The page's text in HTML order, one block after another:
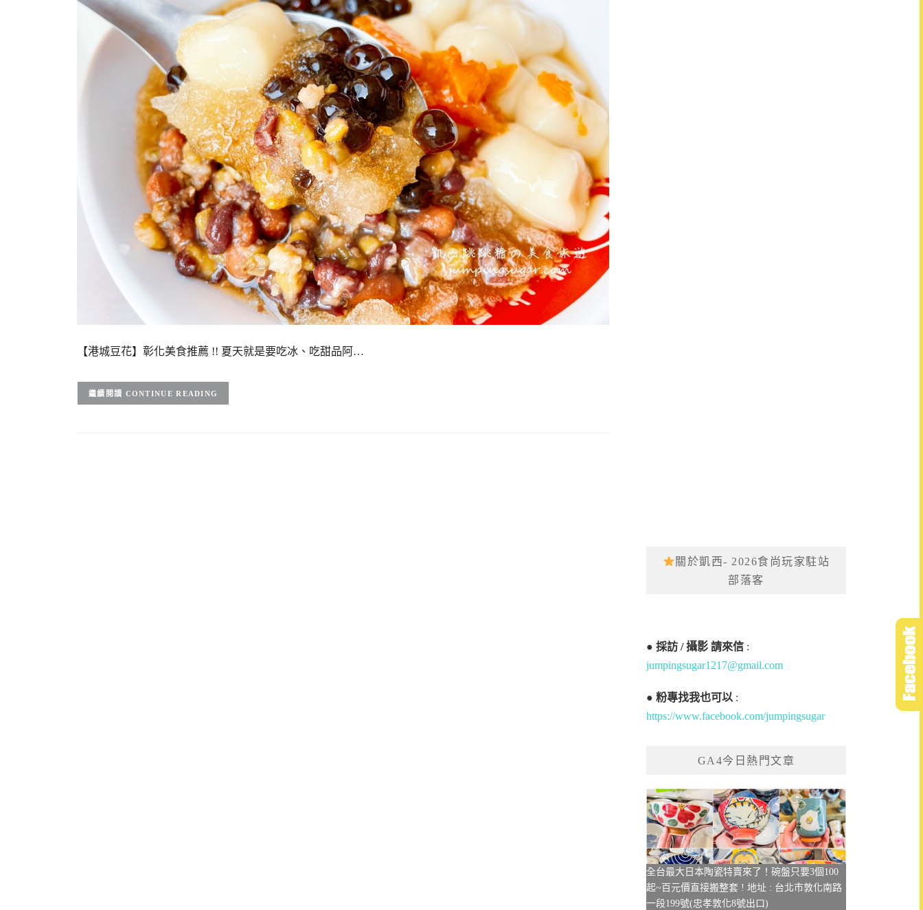
【港城豆花】彰化美食推薦 !! 夏天就是要吃冰、吃甜品阿…
CONTINUE READING
關於凱西- 2026食尚玩家駐站
部落客
●採訪 / 攝影 請來信 :
jumpingsugar1217@gmail.com
●粉專找我也可以 :
https://www.facebook.com/jumpingsugar
GA4今日熱門文章
全台最大日本陶瓷特賣來了！碗盤只要3個100
起~百元價直接搬整套 ! 地址 : 台北市敦化南路
一段199號(忠孝敦化8號出口)